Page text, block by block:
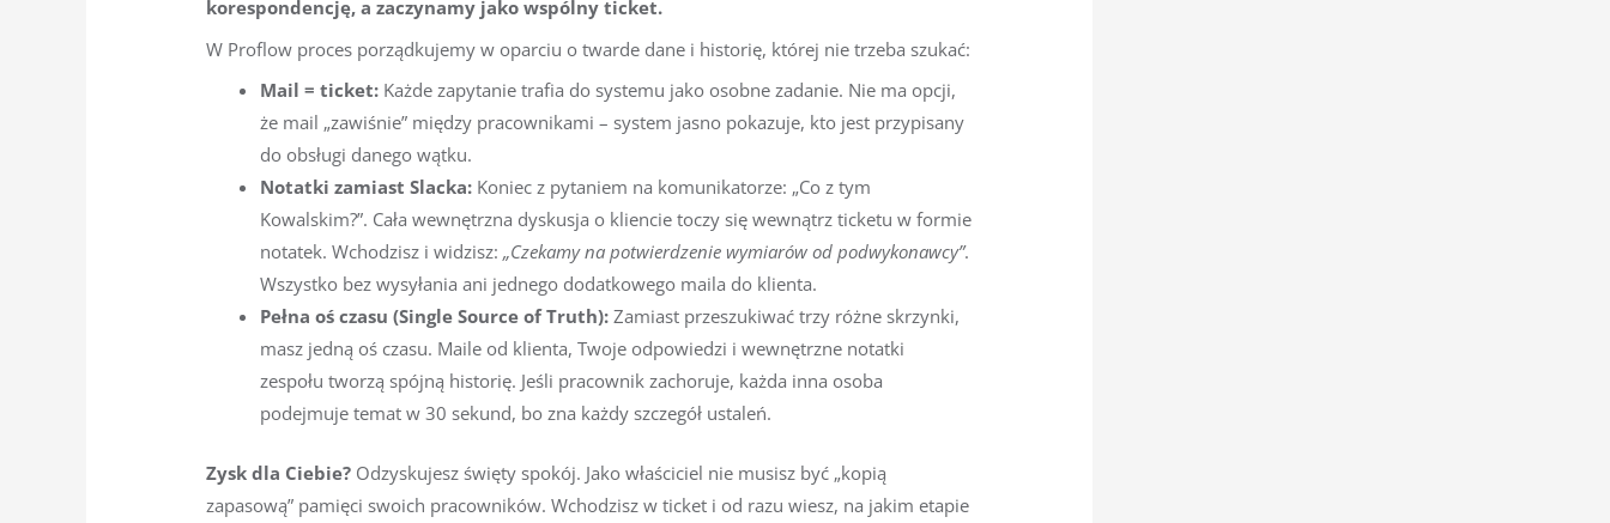
korespondencję, a zaczynamy jako wspólny ticket.
W Proflow proces porządkujemy w oparciu o twarde dane i historię, której nie trzeba szukać:
Mail = ticket: Każde zapytanie trafia do systemu jako osobne zadanie. Nie ma opcji,
że mail „zawiśnie” między pracownikami – system jasno pokazuje, kto jest przypisany
do obsługi danego wątku.
Notatki zamiast Slacka: Koniec z pytaniem na komunikatorze: „Co z tym
Kowalskim?”. Cała wewnętrzna dyskusja o kliencie toczy się wewnątrz ticketu w formie
notatek. Wchodzisz i widzisz:„Czekamy na potwierdzenie wymiarów od podwykonawcy”.
Wszystko bez wysyłania ani jednego dodatkowego maila do klienta.
Pełna oś czasu (Single Source of Truth): Zamiast przeszukiwać trzy różne skrzynki,
masz jedną oś czasu. Maile od klienta, Twoje odpowiedzi i wewnętrzne notatki
zespołu tworzą spójną historię. Jeśli pracownik zachoruje, każda inna osoba
podejmuje temat w 30 sekund, bo zna każdy szczegół ustaleń.
Zysk dla Ciebie? Odzyskujesz święty spokój. Jako właściciel nie musisz być „kopią
zapasową” pamięci swoich pracowników. Wchodzisz w ticket i od razu wiesz, na jakim etapie